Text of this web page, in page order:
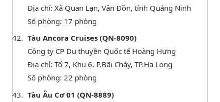
Địa chỉ: Xã Quan Lạn, Vân Đồn, tỉnh Quảng Ninh
Số phòng: 17 phòng
Tàu Ancora Cruises (QN-8090)
Công ty CP Du thuyền Quốc tế Hoàng Hưng
Địa chỉ: Tổ 7, Khu 6, P.Bãi Cháy, TP.Hạ Long
Số phòng: 22 phòng
Tàu Âu Cơ 01 (QN-8889)